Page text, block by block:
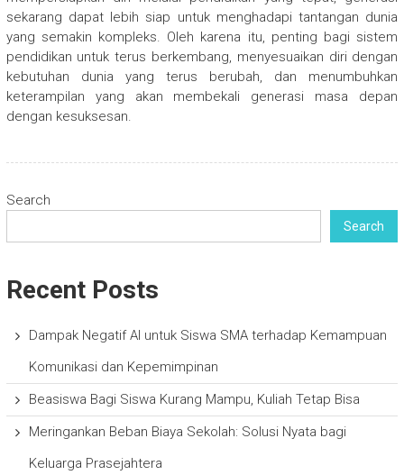
sekarang dapat lebih siap untuk menghadapi tantangan dunia
yang semakin kompleks. Oleh karena itu, penting bagi sistem
pendidikan untuk terus berkembang, menyesuaikan diri dengan
kebutuhan dunia yang terus berubah, dan menumbuhkan
keterampilan yang akan membekali generasi masa depan
dengan kesuksesan.
Search
Search
Recent Posts
Dampak Negatif AI untuk Siswa SMA terhadap Kemampuan
Komunikasi dan Kepemimpinan
Beasiswa Bagi Siswa Kurang Mampu, Kuliah Tetap Bisa
Meringankan Beban Biaya Sekolah: Solusi Nyata bagi
Keluarga Prasejahtera